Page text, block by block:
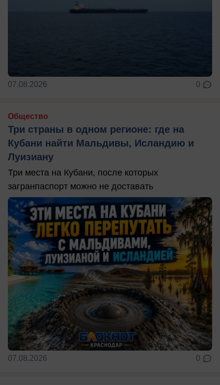
07.08.2026 0
Общество
Три страны в одном регионе: где на
Кубани найти Мальдивы, Исландию и
Луизиану
Три места на Кубани, после которых
загранпаспорт можно не доставать
07.08.2026 0